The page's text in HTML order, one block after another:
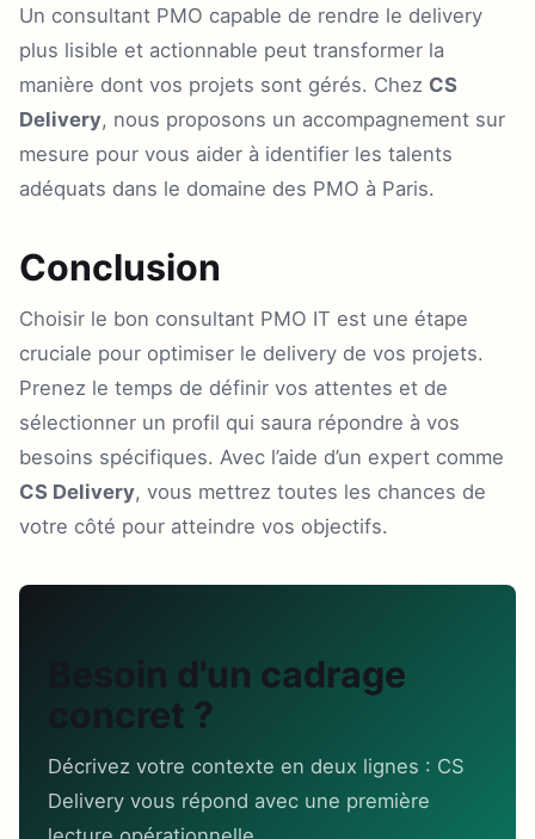
Un consultant PMO capable de rendre le delivery
plus lisible et actionnable peut transformer la
manière dont vos projets sont gérés. Chez CS
Delivery, nous proposons un accompagnement sur
mesure pour vous aider à identifier les talents
adéquats dans le domaine des PMO à Paris.
Conclusion
Choisir le bon consultant PMO IT est une étape
cruciale pour optimiser le delivery de vos projets.
Prenez le temps de définir vos attentes et de
sélectionner un profil qui saura répondre à vos
besoins spécifiques. Avec l’aide d’un expert comme
CS Delivery, vous mettrez toutes les chances de
votre côté pour atteindre vos objectifs.
Besoin d'un cadrage
concret ?
Décrivez votre contexte en deux lignes : CS
Delivery vous répond avec une première